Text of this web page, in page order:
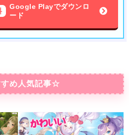
Google Playでダウンロ
ード
め人気記事☆